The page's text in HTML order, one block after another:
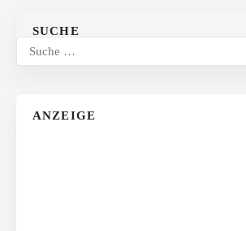
SUCHE
ANZEIGE